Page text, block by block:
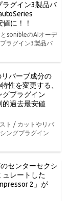
ラグイン3製品バ
に！！
とsonibleのAIオーデ
ラグイン3製品バ
リバーブ成分の
性を変更する、
グプラグイン
的過去最安値
ト / カットやリバ
ングプラグイン
のセンターセクシ
ュレートした
2」が